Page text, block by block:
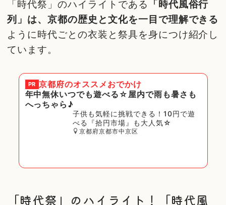
「時代祭」のハイライトである 「時代風俗行
列」は、京都の歴史と文化を一目で理解できる
ように時代ごとの衣装と祭具を身につけ紹介し
ています。
PR 京都府のオススメおでかけ
年中無休いつでも遊べる☆屋内で雨も暑さも
へっちゃら♪
子供も気軽に挑戦できる！10円で遊
べる『拾円市場』も大人気☆
京都府京都市中京区
「時代祭」のハイライト！「時代風